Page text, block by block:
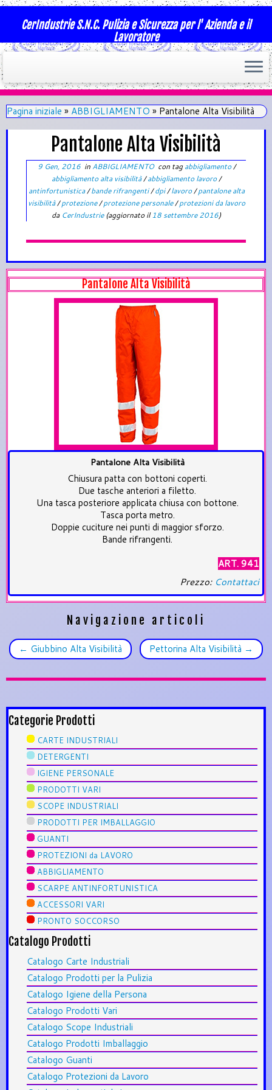
CerIndustrie S.N.C. Pulizia e Sicurezza per l' Azienda e il
Lavoratore
Pagina iniziale » ABBIGLIAMENTO » Pantalone Alta Visibilità
Pantalone Alta Visibilità
9 Gen, 2016in ABBIGLIAMENTO con tagabbigliamento/
abbigliamento alta visibilità/abbigliamento lavoro/
antinfortunistica/bande rifrangenti/dpi/lavoro/pantalone alta
visibilità/protezione/protezione personale/protezioni da lavoro
da CerIndustrie(aggiornato il18 settembre 2016)
Pantalone Alta Visibilità
Pantalone Alta Visibilità
Chiusura patta con bottoni coperti.
Due tasche anteriori a filetto.
Una tasca posteriore applicata chiusa con bottone.
Tasca porta metro.
Doppie cuciture nei punti di maggior sforzo.
Bande rifrangenti.
ART. 941
Prezzo: Contattaci
Navigazione articoli
Pettorina Alta Visibilità →
← Giubbino Alta Visibilità
Categorie Prodotti
CARTE INDUSTRIALI
DETERGENTI
IGIENE PERSONALE
PRODOTTI VARI
SCOPE INDUSTRIALI
PRODOTTI PER IMBALLAGGIO
GUANTI
PROTEZIONI da LAVORO
ABBIGLIAMENTO
SCARPE ANTINFORTUNISTICA
ACCESSORI VARI
PRONTO SOCCORSO
Catalogo Prodotti
Catalogo Carte Industriali
Catalogo Prodotti per la Pulizia
Catalogo Igiene della Persona
Catalogo Prodotti Vari
Catalogo Scope Industriali
Catalogo Prodotti Imballaggio
Catalogo Guanti
Catalogo Protezioni da Lavoro